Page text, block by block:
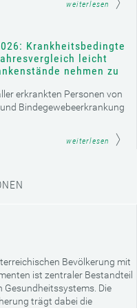
weiterlesen
Krankheitsbedingte
leicht
nehmen zu
erkrankten Personen von
Bindegewebeerkrankung
weiterlesen
Bevölkerung mit
ist zentraler Bestandteil
Gesundheitssystems. Die
trägt dabei die